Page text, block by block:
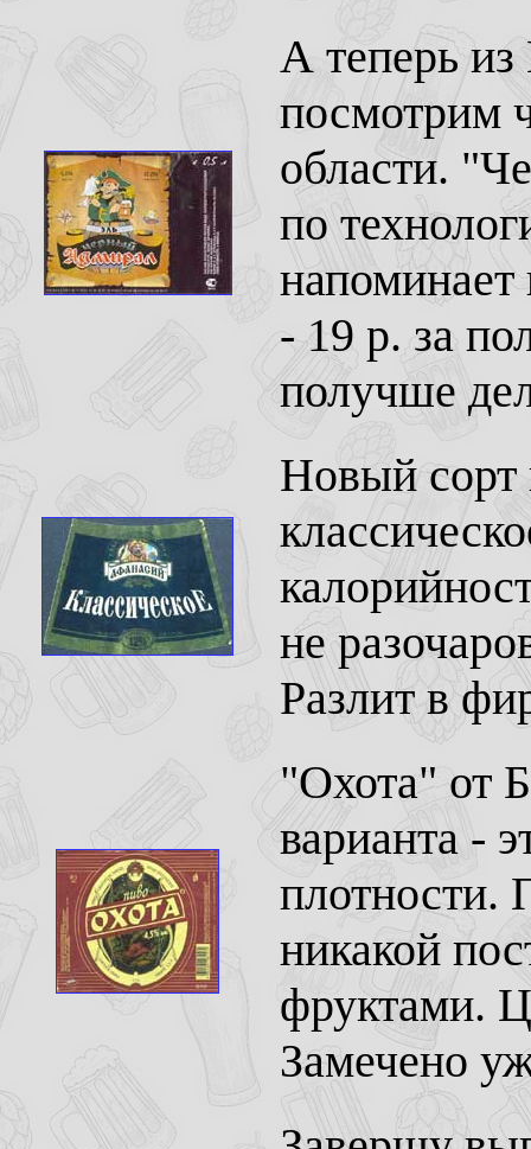
А теперь
посмотрим
области.
по
напоминает
- 19 р. за
получше
Новый сорт
не
Разлит в
"Охота" от
варианта -
плотности.
никакой
фруктами.
Замечено